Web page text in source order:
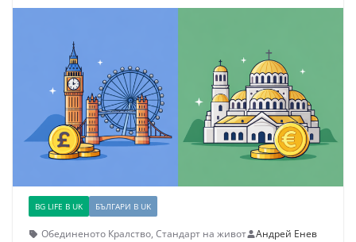
BG LIFE В UK БЪЛГАРИ В UK
Обединеното Кралство, Стандарт на живот
Андрей Енев